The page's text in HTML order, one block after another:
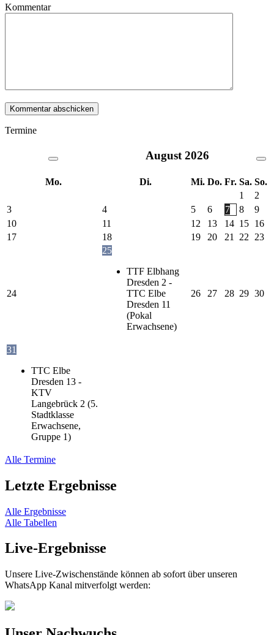
Kommentar
Termine
August 2026
Mo. Di. Mi. Do. Fr. Sa. So.
1
2
3
4 5 6 7 8
9
10
11 12 13 14 15 16
17
18 19 20 21 22 23
24
25
TTF Elbhang
Dresden 2 -
TTC Elbe
Dresden 11
(Pokal
Erwachsene)
26 27 28 29 30
31
TTC Elbe
Dresden 13 -
KTV
Langebrück 2 (5.
Stadtklasse
Erwachsene,
Gruppe 1)
Alle Termine
Letzte Ergebnisse
Alle Ergebnisse
Alle Tabellen
Live-Ergebnisse
Unsere Live-Zwischenstände können ab sofort über unseren
WhatsApp Kanal mitverfolgt werden: